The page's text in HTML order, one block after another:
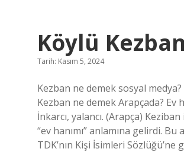
Köylü
Tarih: Kasım 5, 2024
Kezban ne demek sosyal
Kezban ne demek Arapçada? Ev
İnkarcı, yalancı. (Arapça)
“ev hanımı” anlamına gelirdi.
TDK’nın Kişi İsimleri